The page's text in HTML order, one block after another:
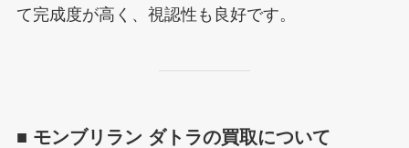
て完成度が高く、視認性も良好です。
■ モンブリラン ダトラの買取について